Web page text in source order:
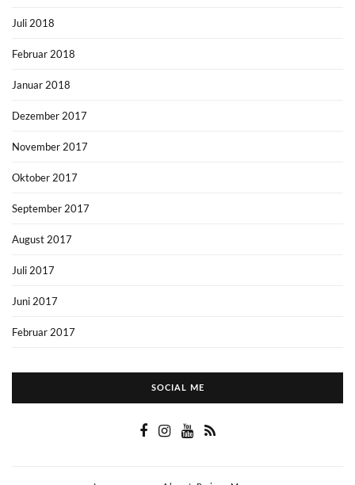
Juli 2018
Februar 2018
Januar 2018
Dezember 2017
November 2017
Oktober 2017
September 2017
August 2017
Juli 2017
Juni 2017
Februar 2017
SOCIAL ME